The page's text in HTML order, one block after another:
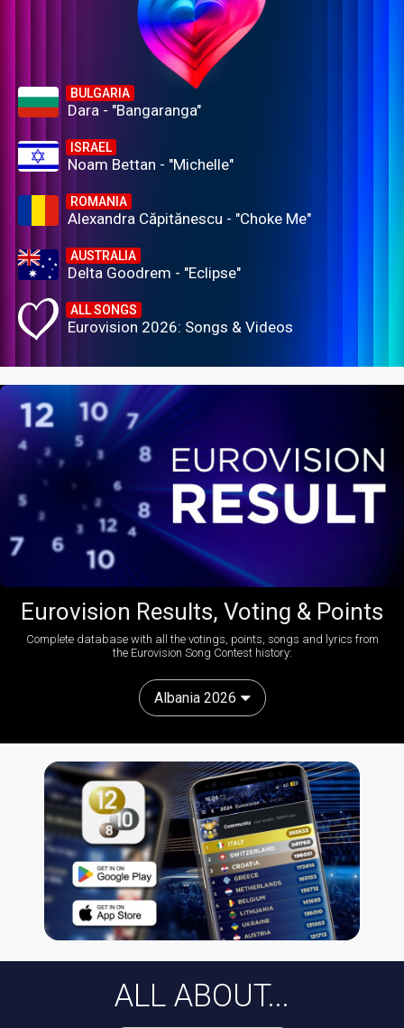
BULGARIA
Dara - "Bangaranga"
ISRAEL
Noam Bettan - "Michelle"
ROMANIA
Alexandra Căpitănescu - "Choke Me"
AUSTRALIA
Delta Goodrem - "Eclipse"
ALL SONGS
Eurovision 2026: Songs & Videos
Eurovision Results, Voting & Points
Complete database with all the votings, points, songs and lyrics from
the Eurovision Song Contest history:
Albania 2026
ALL ABOUT...